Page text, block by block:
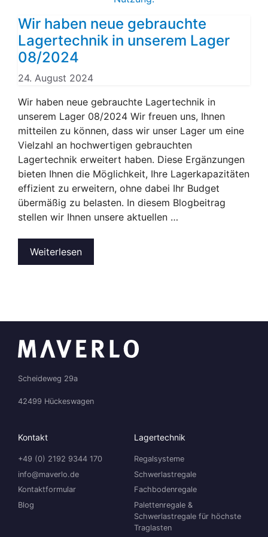
Wir haben neue gebrauchte
Lagertechnik in unserem Lager
08/2024
24. August 2024
Wir haben neue gebrauchte Lagertechnik in
unserem Lager 08/2024 Wir freuen uns, Ihnen
mitteilen zu können, dass wir unser Lager um eine
Vielzahl an hochwertigen gebrauchten
Lagertechnik erweitert haben. Diese Ergänzungen
bieten Ihnen die Möglichkeit, Ihre Lagerkapazitäten
effizient zu erweitern, ohne dabei Ihr Budget
übermäßig zu belasten. In diesem Blogbeitrag
stellen wir Ihnen unsere aktuellen …
Weiterlesen
Scheideweg 29a
42499 Hückeswagen
Kontakt
+49 (0) 2192 9344 170
info@maverlo.de
Kontaktformular
Blog
Lagertechnik
Regalsysteme
Schwerlastregale
Fachbodenregale
Palettenregale &
Schwerlastregale für höchste
Traglasten